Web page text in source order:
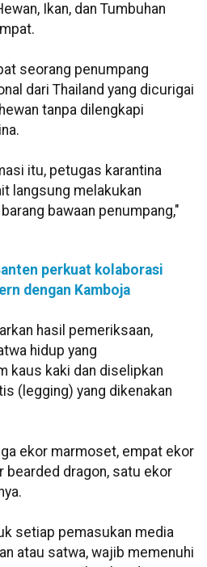
Ikan, dan Tumbuhan
seorang penumpang
dari Thailand yang dicurigai
tanpa dilengkapi
itu, petugas karantina
langsung melakukan
bawaan penumpang,"
perkuat kolaborasi
dengan Kamboja
hasil pemeriksaan,
hidup yang
kaus kaki dan diselipkan
(legging) yang dikenakan
ekor marmoset, empat ekor
bearded dragon, satu ekor
setiap pemasukan media
atau satwa, wajib memenuhi